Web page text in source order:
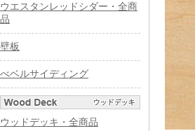
ウエスタンレッドシダー・全商
品
壁板
べベルサイディング
ウッドデッキ・全商品